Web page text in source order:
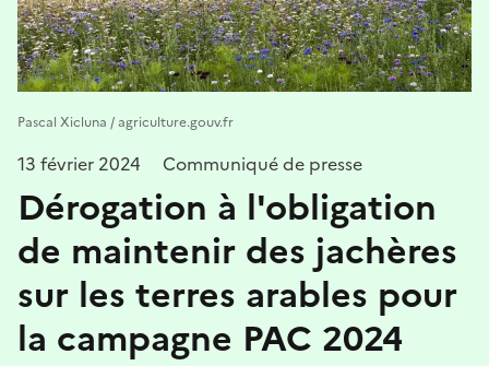
Pascal Xicluna / agriculture.gouv.fr
13 février 2024 Communiqué de presse
Dérogation à l'obligation
de maintenir des jachères
sur les terres arables pour
la campagne PAC 2024